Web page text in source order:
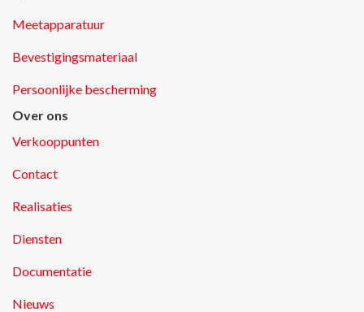
Meetapparatuur
Bevestigingsmateriaal
Persoonlijke bescherming
Over ons
Verkooppunten
Contact
Realisaties
Diensten
Documentatie
Nieuws